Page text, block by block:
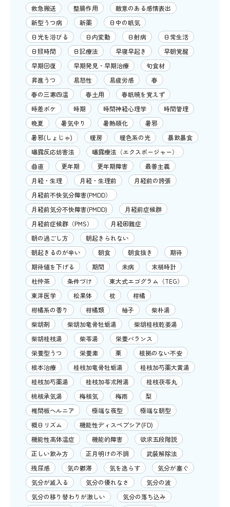
救急搬送 整腸作用
敵意のある感情表出
新型うつ病
新薬
日中の眠気
日光を浴びる
日内変動 日射病
日常生活
日照時間
日記療法 早寝早起き
早朝覚醒
早期回復
早期発見・早期治療
旬食材
昇進うつ
易怒性 易疲労感
春
春の三寒四温
春土用
春眠暁を覚えず
時差ボケ
時期 時間神経心理学
時間管理
晩夏
暑気中り 暑熱順化
暑邪
暑邪(しょじゃ)
暖房 暖色系の光
暴飲暴食
曝露反応妨害法
曝露療法（エクスポージャー）
曲直
更年期 更年期障害
最善主義
月経・生理
月経・生理前
月経前の誇張
月経前不快気分障害(PMDD）
月経前気分不快障害(PMDD)
月経前症候群
月経前症候群（PMS）
月経困難症
朝の過ごし方
朝起きられない
朝起きるのが辛い
朝食 朝食抜き
期待
期待値を下げる
期間 未病
末梢時計
杜仲茶
条件づけ
東大式エゴグラム（TEG）
東洋医学
松果体 枕
柑橘
柑橘系の香り
柑橘類 柚子
柴朴湯
柴胡剤
柴胡加竜骨牡蛎湯
柴胡桂枝乾姜湯
柴胡桂枝湯
柴苓湯
栄養バランス
栄養型うつ
栄養素 栗
根拠のない不安
根本治療
桂枝加竜骨牡蛎湯
桂枝加芍薬大黄湯
桂枝加芍薬湯
桂枝加苓朮附湯
桂枝茯苓丸
桃核承気湯
梅核気 梅雨
梨
椎間板ヘルニア
極端な夜型
極端な朝型
概日リズム
機能性ディスペプシア(FD)
機能性高体温症
機能的障害
欲求五段階説
正しい飲み方
正月明けの不調
武装解除法
残尿感
気の鬱滞 気を逸らす
気分が塞ぐ
気分が滅入る
気分の優れなさ
気分の波
気分の移り替わりが激しい
気分の落ち込み